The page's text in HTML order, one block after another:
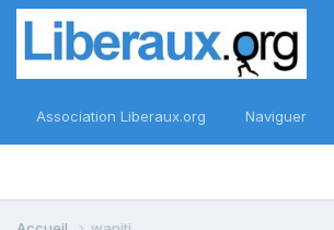
Association Liberaux.org Naviguer